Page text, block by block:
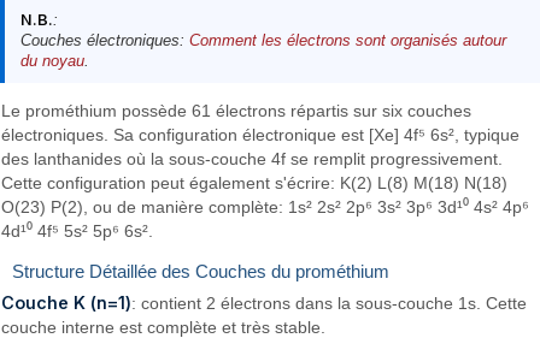
N.B.:
Couches électroniques: Comment les électrons sont organisés autour
du noyau.
Le prométhium possède 61 électrons répartis sur six couches
électroniques. Sa configuration électronique est [Xe] 4f⁵ 6s², typique
des lanthanides où la sous-couche 4f se remplit progressivement.
Cette configuration peut également s'écrire: K(2) L(8) M(18) N(18)
O(23) P(2), ou de manière complète: 1s² 2s² 2p⁶ 3s² 3p⁶ 3d¹⁰ 4s² 4p⁶
4d¹⁰ 4f⁵ 5s² 5p⁶ 6s².
Structure Détaillée des Couches du prométhium
Couche K (n=1): contient 2 électrons dans la sous-couche 1s. Cette
couche interne est complète et très stable.